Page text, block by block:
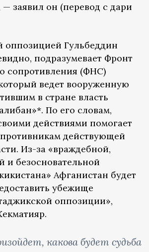
заявил он (перевод с дари
оппозицией Гульбеддин
подразумевает Фронт
сопротивления (ФНС)
ведет вооруженную
в стране власть
По его словам,
действиями помогает
действующей
Из-за «враждебной,
и безосновательной
Афганистан будет
убежище
оппозиции»,
какова будет судьба